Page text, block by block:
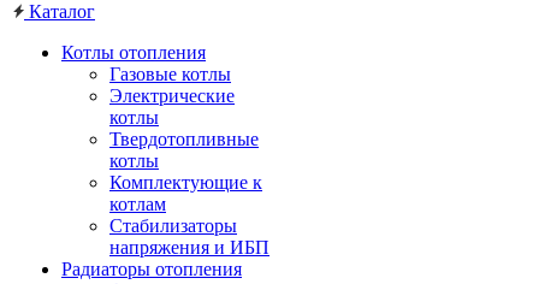
Каталог
Котлы отопления
Газовые котлы
Электрические
котлы
Твердотопливные
котлы
Комплектующие к
котлам
Стабилизаторы
напряжения и ИБП
Радиаторы отопления